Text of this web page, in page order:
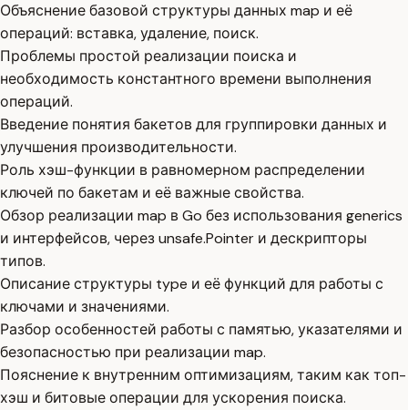
Объяснение базовой структуры данных map и её
операций: вставка, удаление, поиск.
Проблемы простой реализации поиска и
необходимость константного времени выполнения
операций.
Введение понятия бакетов для группировки данных и
улучшения производительности.
Роль хэш-функции в равномерном распределении
ключей по бакетам и её важные свойства.
Обзор реализации map в Go без использования generics
и интерфейсов, через unsafe.Pointer и дескрипторы
типов.
Описание структуры type и её функций для работы с
ключами и значениями.
Разбор особенностей работы с памятью, указателями и
безопасностью при реализации map.
Пояснение к внутренним оптимизациям, таким как топ-
хэш и битовые операции для ускорения поиска.